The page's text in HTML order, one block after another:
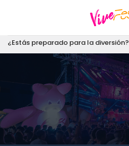
¿Estás preparado para la diversión?